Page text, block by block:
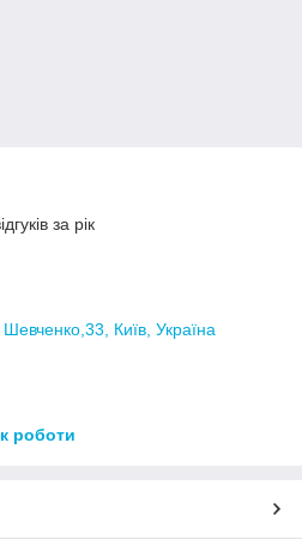
за рік
Київ, Україна
роботи